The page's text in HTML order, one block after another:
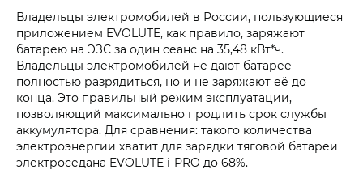
Владельцы электромобилей в России, пользующиеся
приложением EVOLUTE, как правило, заряжают
батарею на ЭЗС за один сеанс на 35,48 кВт*ч.
Владельцы электромобилей не дают батарее
полностью разрядиться, но и не заряжают её до
конца. Это правильный режим эксплуатации,
позволяющий максимально продлить срок службы
аккумулятора. Для сравнения: такого количества
электроэнергии хватит для зарядки тяговой батареи
электроседана EVOLUTE i‑PRO до 68%.